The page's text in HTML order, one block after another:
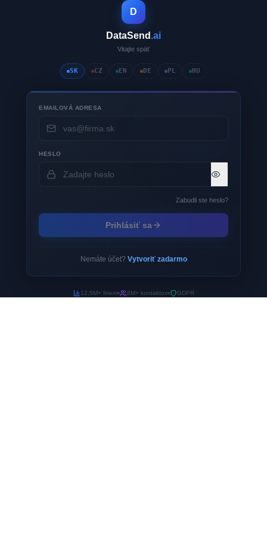
D
DataSend .ai
Vitajte späť
SK CZ EN DE PL HU
EMAILOVÁ ADRESA
HESLO
Zabudli ste heslo?
Prihlásiť sa
Nemáte účet? Vytvoriť zadarmo
12,5M+ firiem 8M+ kontaktov GDPR